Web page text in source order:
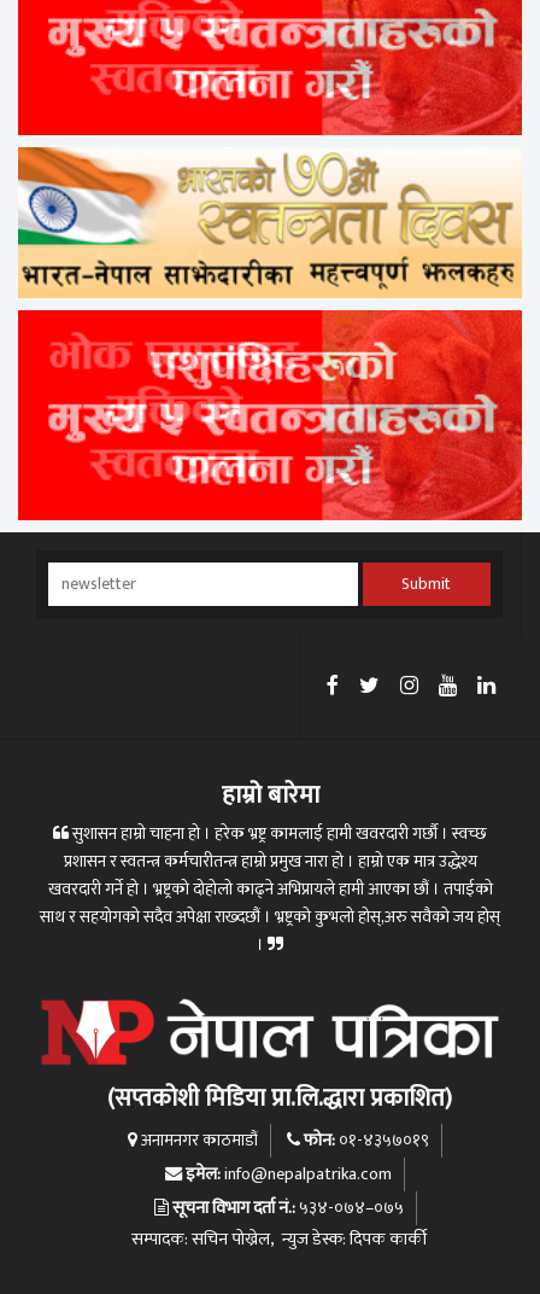
Submit
हाम्रो बारेमा
सुशासन हाम्रो चाहना हो । हरेक भ्रष्ट्र कामलाई हामी खवरदारी गर्छौ । स्वच्छ
प्रशासन र स्वतन्त्र कर्मचारीतन्त्र हाम्रो प्रमुख नारा हो । हाम्रो एक मात्र उद्धेश्य
खवरदारी गर्ने हो । भ्रष्ट्रको दोहोलो काढ्ने अभिप्रायले हामी आएका छौं । तपाईको
साथ र सहयोगको सदैव अपेक्षा राख्दछौं । भ्रष्ट्रको कुभलो होस्,अरु सवैको जय होस्
।
(सप्तकोशी मिडिया प्रा.लि.द्धारा प्रकाशित)
अनामनगर काठमाडौं फोन:०१-४३५७०१९
इमेल:info@nepalpatrika.com
सूचना विभाग दर्ता नं.:५३४-०७४–०७५
सम्पादक: सचिन पोख्रेल, न्युज डेस्क: दिपक कार्की